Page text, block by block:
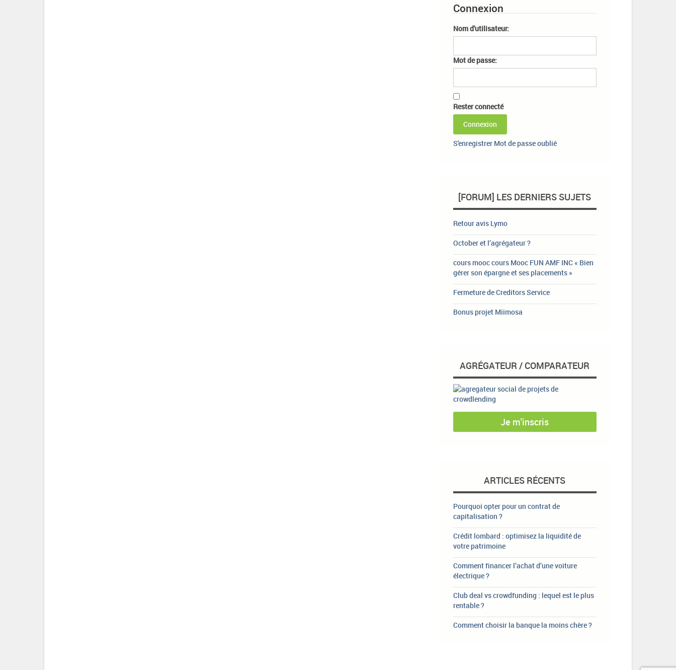
Connexion
Nom d'utilisateur:
Mot de passe:
Rester connecté
Connexion
S'enregistrer Mot de passe oublié
[FORUM] LES DERNIERS SUJETS
Retour avis Lymo
October et l’agrégateur ?
cours mooc cours Mooc FUN AMF INC « Bien
gérer son épargne et ses placements »
Fermeture de Creditors Service
Bonus projet Miimosa
AGRÉGATEUR / COMPARATEUR
Je m'inscris
ARTICLES RÉCENTS
Pourquoi opter pour un contrat de
capitalisation ?
Crédit lombard : optimisez la liquidité de
votre patrimoine
Comment financer l’achat d’une voiture
électrique ?
Club deal vs crowdfunding : lequel est le plus
rentable ?
Comment choisir la banque la moins chère ?